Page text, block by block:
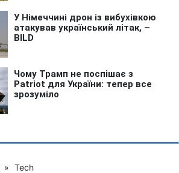
» Tech